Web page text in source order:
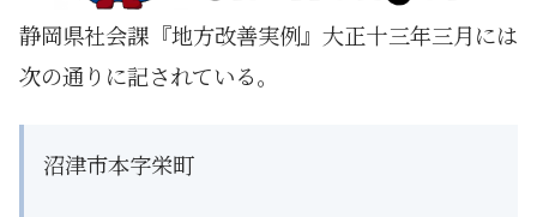
静岡県社会課『地方改善実例』大正十三年三月には
次の通りに記されている。
沼津市本字栄町